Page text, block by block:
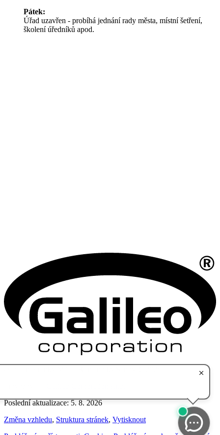
Pátek:
Úřad uzavřen - probíhá jednání rady města, místní šetření,
školení úředníků apod.
Poslední aktualizace: 5. 8. 2026
Změna vzhledu, Struktura stránek, Vytisknout